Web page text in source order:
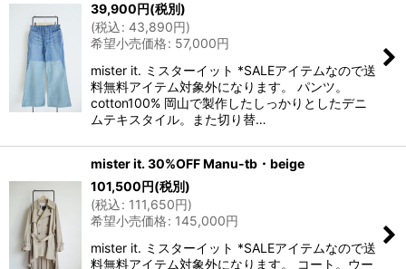
39,900円(税別)
(税込: 43,890円)
希望小売価格: 57,000円
mister it. ミスターイット *SALEアイテムなので送
料無料アイテム対象外になります。 パンツ。
cotton100% 岡山で製作したしっかりとしたデニ
ムテキスタイル。また切り替…
mister it. 30%OFF Manu-tb・beige
101,500円(税別)
(税込: 111,650円)
希望小売価格: 145,000円
mister it. ミスターイット *SALEアイテムなので送
料無料アイテム対象外になります。 コート。ウー